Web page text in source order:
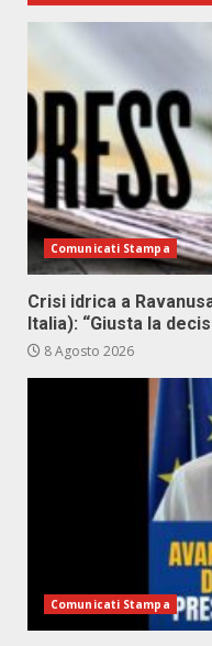
Comunicati Stampa
Crisi idrica a
Italia): “Giusta la
8 Agosto 2026
Comunicati Stampa